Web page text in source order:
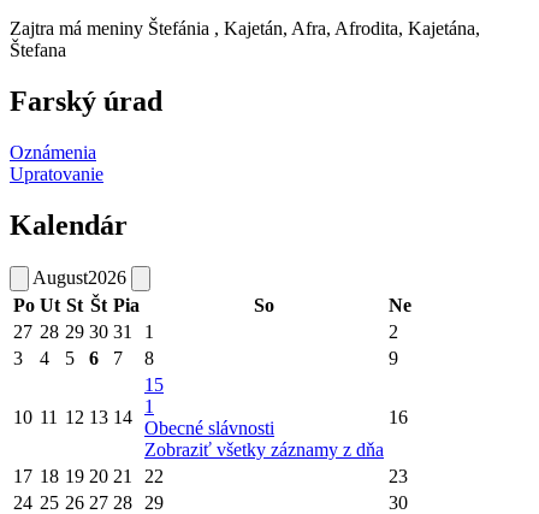
Zajtra má meniny Štefánia , Kajetán, Afra, Afrodita, Kajetána,
Štefana
Farský úrad
Oznámenia
Upratovanie
Kalendár
August2026
Po Ut St Št Pia So
Ne
27 28 29 30 31 1
2
3
4 5 6 7 8 9
10 11 12 13 14
15
1
Obecné slávnosti
Zobraziť všetky záznamy z dňa
16
17 18 19 20 21 22
23
24 25 26 27 28 29
30